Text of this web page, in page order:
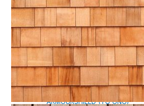
KEO ACRYLIC SEALANT
Sản phẩm Kiến trúc
NGÓI BITUM PHỦ ĐÁ IKO
MARATHON (VIÊN GẠCH)
ARMOURSHIELD (TỔ ONG)